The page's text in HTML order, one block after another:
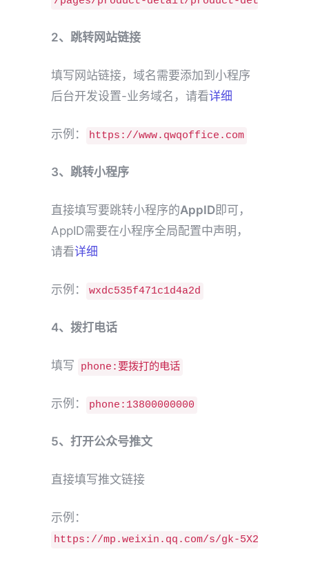
2、跳转网站链接
填写网站链接，域名需要添加到小程序
后台开发设置-业务域名，请看详细
示例： https://www.qwqoffice.com
3、跳转小程序
直接填写要跳转小程序的AppID即可，
AppID需要在小程序全局配置中声明，
请看详细
示例： wxdc535f471c1d4a2d
4、拨打电话
填写 phone:要拨打的电话
示例： phone:13800000000
5、打开公众号推文
直接填写推文链接
示例：
https://mp.weixin.qq.com/s/gk-